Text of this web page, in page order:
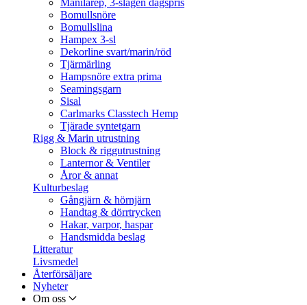
Manilarep, 3-slagen dagspris
Bomullsnöre
Bomullslina
Hampex 3-sl
Dekorline svart/marin/röd
Tjärmärling
Hampsnöre extra prima
Seamingsgarn
Sisal
Carlmarks Classtech Hemp
Tjärade syntetgarn
Rigg & Marin utrustning
Block & riggutrustning
Lanternor & Ventiler
Åror & annat
Kulturbeslag
Gångjärn & hörnjärn
Handtag & dörrtrycken
Hakar, varpor, haspar
Handsmidda beslag
Litteratur
Livsmedel
Återförsäljare
Nyheter
Om oss